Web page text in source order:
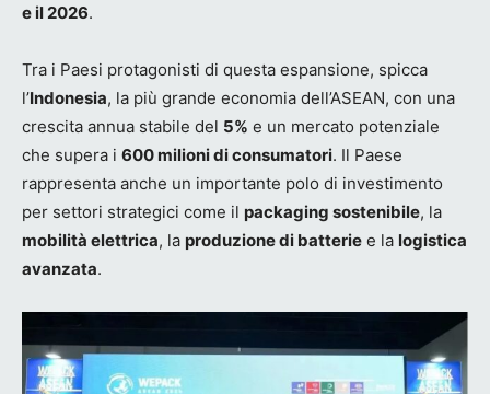
e il 2026.
Tra i Paesi protagonisti di questa espansione, spicca
l’Indonesia, la più grande economia dell’ASEAN, con una
crescita annua stabile del 5% e un mercato potenziale
che supera i 600 milioni di consumatori. Il Paese
rappresenta anche un importante polo di investimento
per settori strategici come il packaging sostenibile, la
mobilità elettrica, la produzione di batterie e la logistica
avanzata.